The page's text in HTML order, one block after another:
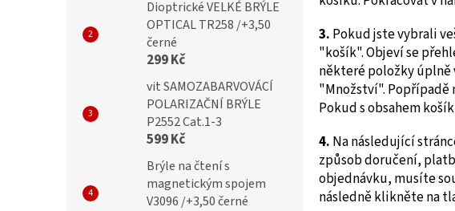
Dioptrické VELKÉ BRÝLE
OPTICAL TR258 /+3,50
černé
299 Kč
vit SAMOZABARVOVÁCÍ
POLARIZAČNÍ BRÝLE
P2552 Cat.1-3
599 Kč
Brýle na čtení s
magnetickým spojem
V3096 /+3,50 černé
3. Pokud jste vybrali
"košík". Objeví se
některé položky úplně
"Množství".
Pokud s obsahem
4. Na následující
způsob doručení,
objednávku, musíte
následně klikněte na